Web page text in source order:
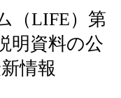
（LIFE）第
明資料の公
情報